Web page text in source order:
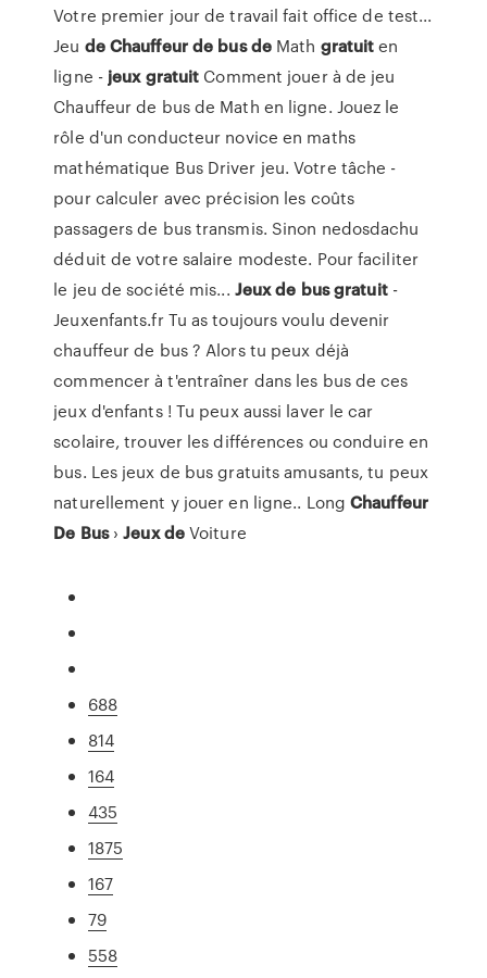
Votre premier jour de travail fait office de test...
Jeu deChauffeurde bus deMath gratuiten
ligne - jeux gratuit Comment jouer à de jeu
Chauffeur de bus de Math en ligne. Jouez le
rôle d'un conducteur novice en maths
mathématique Bus Driver jeu. Votre tâche -
pour calculer avec précision les coûts
passagers de bus transmis. Sinon nedosdachu
déduit de votre salaire modeste. Pour faciliter
le jeu de société mis... Jeuxde busgratuit-
Jeuxenfants.fr Tu as toujours voulu devenir
chauffeur de bus ? Alors tu peux déjà
commencer à t'entraîner dans les bus de ces
jeux d'enfants ! Tu peux aussi laver le car
scolaire, trouver les différences ou conduire en
bus. Les jeux de bus gratuits amusants, tu peux
naturellement y jouer en ligne.. LongChauffeur
De Bus›Jeux deVoiture
688
814
164
435
1875
167
79
558